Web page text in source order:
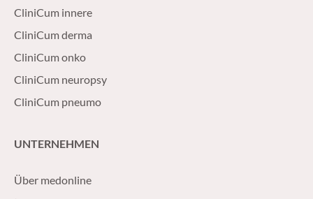
CliniCum innere
CliniCum derma
CliniCum onko
CliniCum neuropsy
CliniCum pneumo
UNTERNEHMEN
Über medonline